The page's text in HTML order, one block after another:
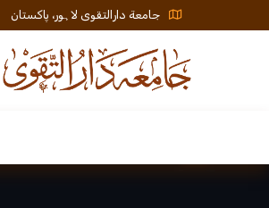
جامعة دارالتقوی لاہور، پاکستان